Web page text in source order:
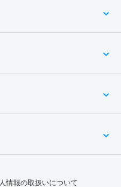
情報の取扱いについて